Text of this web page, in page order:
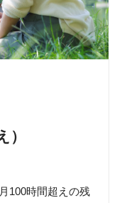
100時間超えの残